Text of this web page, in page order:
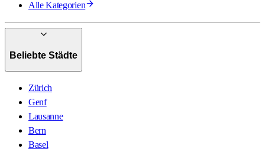
Alle Kategorien
Beliebte Städte
Zürich
Genf
Lausanne
Bern
Basel